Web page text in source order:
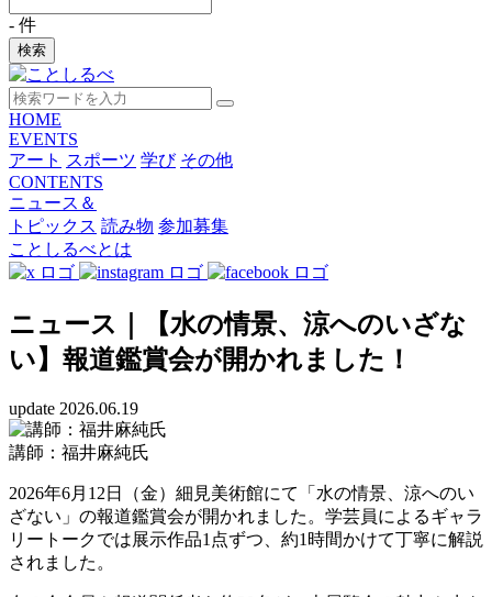
- 件
検索
HOME
EVENTS
アート スポーツ 学び その他
CONTENTS
ニュース＆
トピックス 読み物 参加募集
ことしるべとは
ニュース｜【水の情景、涼へのいざな
い】報道鑑賞会が開かれました！
update 2026.06.19
講師：福井麻純氏
2026年6月12日（金）細見美術館にて「水の情景、涼へのい
ざない」の報道鑑賞会が開かれました。学芸員によるギャラ
リートークでは展示作品1点ずつ、約1時間かけて丁寧に解説
されました。